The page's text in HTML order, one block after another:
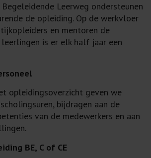
Leerweg ondersteunen
de opleiding. Op de werkvloer
en mentoren de
is er elk half jaar een
opleidingsoverzicht geven we
bijdragen aan de
van de medewerkers en aan
BE, C of CE